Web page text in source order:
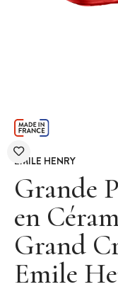
EMILE HENRY
Grande
en
Grand
Emile